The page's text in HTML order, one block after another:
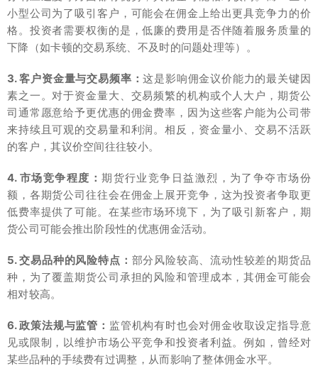
小型公司为了吸引客户，可能会在佣金上给出更具竞争力的价
格。投资者需要权衡的是，低廉的费用是否伴随着服务质量的
下降（如卡顿的交易系统、不及时的问题处理等）。
3. 客户资金量与交易频率：这是影响佣金议价能力的最关键因
素之一。对于资金量大、交易频繁的机构或个人大户，期货公
司通常愿意给予更优惠的佣金费率，因为这些客户能为公司带
来持续且可观的交易量和利润。相反，资金量小、交易不活跃
的客户，其议价空间往往较小。
4. 市场竞争程度：期货行业竞争日益激烈，为了争夺市场份
额，各期货公司往往会在佣金上展开竞争，这为投资者争取更
低费率提供了可能。在某些市场环境下，为了吸引新客户，期
货公司可能会推出阶段性的优惠佣金活动。
5. 交易品种的风险特点： 部分风险较高、流动性较差的期货品
种，为了覆盖期货公司承担的风险和管理成本，其佣金可能会
相对较高。
6. 政策法规与监管： 监管机构有时也会对佣金收取设定指导意
见或限制，以维护市场公平竞争和投资者利益。例如，曾经对
某些品种的手续费有过调整，从而影响了整体佣金水平。